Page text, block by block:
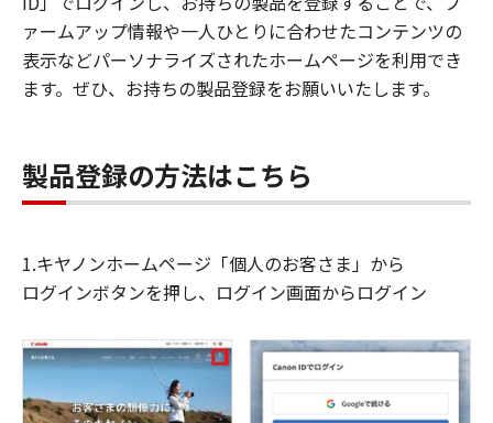
ァームアップ情報や一人ひとりに合わせたコンテンツの
表示などパーソナライズされたホームページを利用でき
ます。ぜひ、お持ちの製品登録をお願いいたします。
製品登録の方法はこちら
1.キヤノンホームページ「個人のお客さま」から
ログインボタンを押し、ログイン画面からログイン